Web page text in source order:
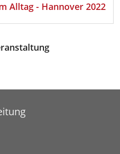
Alltag - Hannover 2022